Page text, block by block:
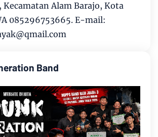
Kecamatan Alam Barajo, Kota
085296753665. E-mail:
Band